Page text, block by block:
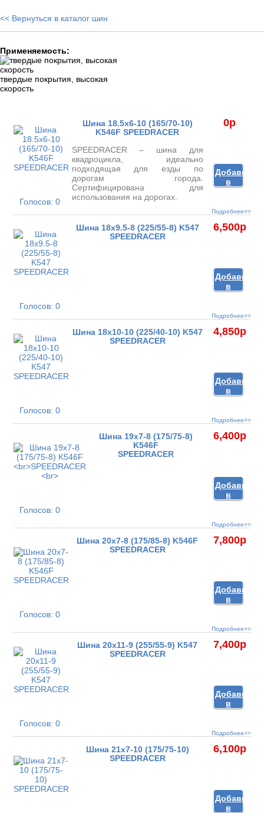
<< Вернуться в каталог шин
Применяемость:
твердые покрытия, высокая
скорость
Голосов: 0
Шина 18.5x6-10 (165/70-10)
K546F SPEEDRACER
SPEEDRACER – шина для
квадроцикла, идеально
подходящая для езды по
дорогам города.
Сертифицирована для
использования на дорогах.
0p
Добавить
в
корзину
Подробнее>>
Голосов: 0
Шина 18x9.5-8 (225/55-8) K547
SPEEDRACER
6,500p
Добавить
в
корзину
Подробнее>>
Голосов: 0
Шина 18x10-10 (225/40-10) K547
SPEEDRACER
4,850p
Добавить
в
корзину
Подробнее>>
Голосов: 0
Шина 19x7-8 (175/75-8)
K546F
SPEEDRACER
6,400p
Добавить
в
корзину
Подробнее>>
Голосов: 0
Шина 20x7-8 (175/85-8) K546F
SPEEDRACER
7,800p
Добавить
в
корзину
Подробнее>>
Голосов: 0
Шина 20x11-9 (255/55-9) K547
SPEEDRACER
7,400p
Добавить
в
корзину
Подробнее>>
Шина 21x7-10 (175/75-10)
SPEEDRACER
6,100p
Добавить
в